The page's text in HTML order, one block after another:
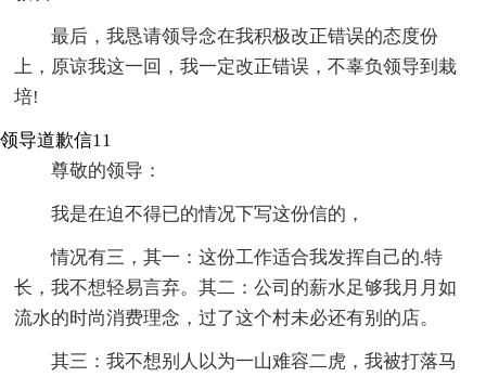
最后，我恳请领导念在我积极改正错误的态度份
上，原谅我这一回，我一定改正错误，不辜负领导到栽
培!
领导道歉信11
尊敬的领导：
我是在迫不得已的情况下写这份信的，
情况有三，其一：这份工作适合我发挥自己的.特
长，我不想轻易言弃。其二：公司的薪水足够我月月如
流水的时尚消费理念，过了这个村未必还有别的店。
其三：我不想别人以为一山难容二虎，我被打落马